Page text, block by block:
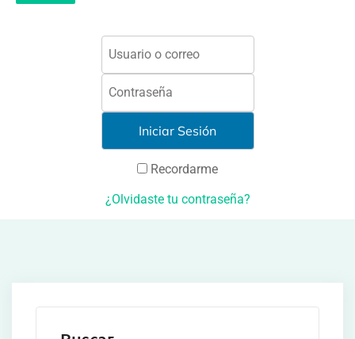
Recordarme
¿Olvidaste tu contraseña?